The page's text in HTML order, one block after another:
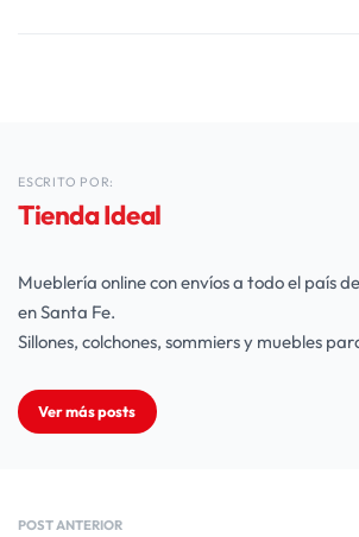
ESCRITO POR:
Tienda Ideal
Mueblería online con envíos a todo el país
en Santa Fe.
Sillones, colchones, sommiers y muebles
Ver más posts
POST ANTERIOR